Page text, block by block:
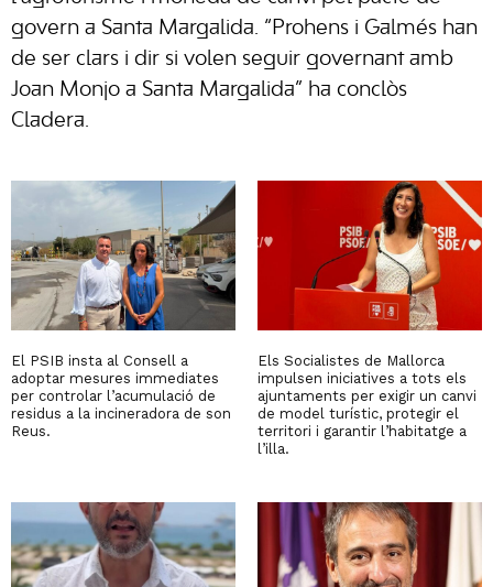
govern a Santa Margalida. “Prohens i Galmés han
de ser clars i dir si volen seguir governant amb
Joan Monjo a Santa Margalida” ha conclòs
Cladera.
El PSIB insta al Consell a
adoptar mesures immediates
per controlar l’acumulació de
residus a la incineradora de son
Reus.
Els Socialistes de Mallorca
impulsen iniciatives a tots els
ajuntaments per exigir un canvi
de model turístic, protegir el
territori i garantir l’habitatge a
l’illa.